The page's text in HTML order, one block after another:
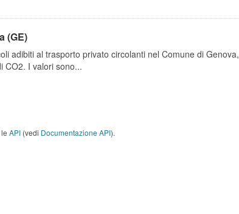
(GE)
adibiti al trasporto privato circolanti nel Comune di Genova,
CO2. I valori sono...
API (vedi Documentazione API).